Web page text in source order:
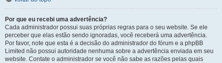
Por que eu recebi uma advertência?
Cada administrador possui suas próprias regras para o seu website. Se ele
perceber que elas estão sendo ignoradas, você receberá uma advertência.
Por favor, note que esta é a decisão do administrador do fórum e a phpBB
Limited não possui autoridade nenhuma sobre a advertência enviada em seu
website. Contate o administrador se você não sabe as razões pelas quais